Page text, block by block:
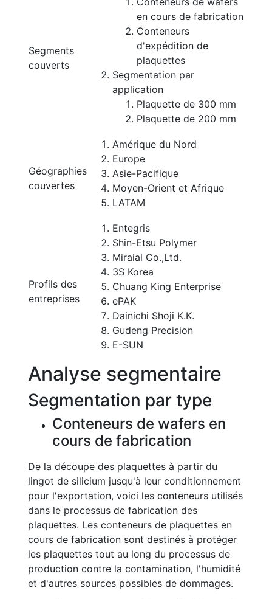
Segments
couverts
en cours de fabrication
Conteneurs
d'expédition de
plaquettes
Segmentation par
application
Plaquette de 300 mm
Plaquette de 200 mm
Géographies
couvertes
Amérique du Nord
Europe
Asie-Pacifique
Moyen-Orient et Afrique
LATAM
Profils des
entreprises
Entegris
Shin-Etsu Polymer
Miraial Co.,Ltd.
3S Korea
Chuang King Enterprise
ePAK
Dainichi Shoji K.K.
Gudeng Precision
E-SUN
Analyse segmentaire
Segmentation par type
Conteneurs de wafers en
cours de fabrication
De la découpe des plaquettes à partir du
lingot de silicium jusqu'à leur conditionnement
pour l'exportation, voici les conteneurs utilisés
dans le processus de fabrication des
plaquettes. Les conteneurs de plaquettes en
cours de fabrication sont destinés à protéger
les plaquettes tout au long du processus de
production contre la contamination, l'humidité
et d'autres sources possibles de dommages.